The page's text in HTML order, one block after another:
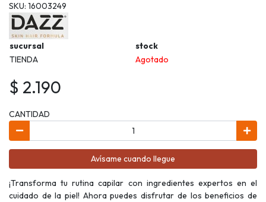
SKU: 16003249
sucursal
stock
TIENDA
Agotado
$ 2.190
CANTIDAD
Avísame cuando llegue
¡Transforma tu rutina capilar con ingredientes expertos en el
cuidado de la piel! Ahora puedes disfrutar de los beneficios de